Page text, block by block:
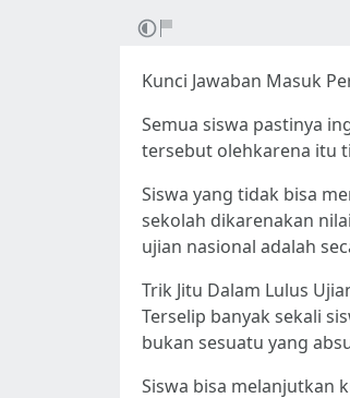
Kunci Jawaban Masuk
Semua siswa pastinya
tersebut olehkarena itu
Siswa yang tidak bisa
sekolah dikarenakan
ujian nasional adalah
Trik Jitu Dalam Lulus
Terselip banyak sekali
bukan sesuatu yang
Siswa bisa melanjutkan